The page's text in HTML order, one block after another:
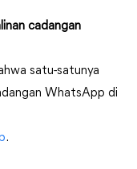
cadangan
satu-satunya
WhatsApp di
.